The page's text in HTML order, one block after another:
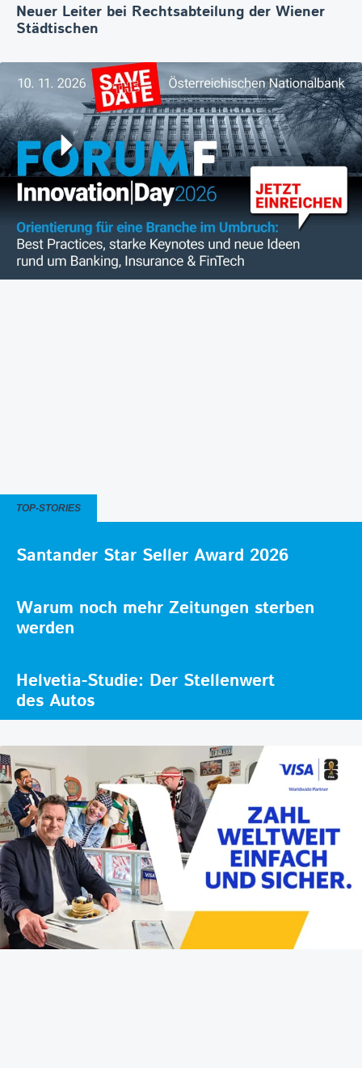
Neuer Leiter bei Rechtsabteilung der Wiener
Städtischen
TOP-STORIES
Santander Star Seller Award 2026
Warum noch mehr Zeitungen sterben
werden
Helvetia-Studie: Der Stellenwert
des Autos